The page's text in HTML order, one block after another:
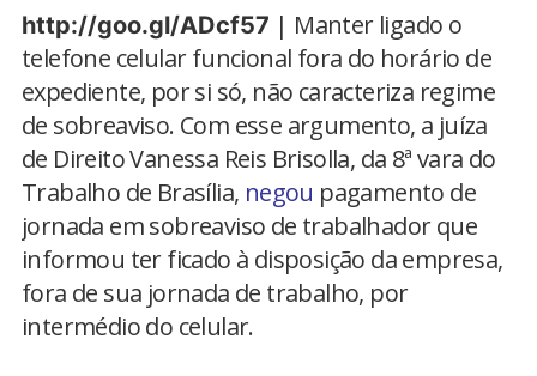
http://goo.gl/ADcf57 | Manter ligado o
telefone celular funcional fora do horário de
expediente, por si só, não caracteriza regime
de sobreaviso. Com esse argumento, a juíza
de Direito Vanessa Reis Brisolla, da 8ª vara do
Trabalho de Brasília, negou pagamento de
jornada em sobreaviso de trabalhador que
informou ter ficado à disposição da empresa,
fora de sua jornada de trabalho, por
intermédio do celular.